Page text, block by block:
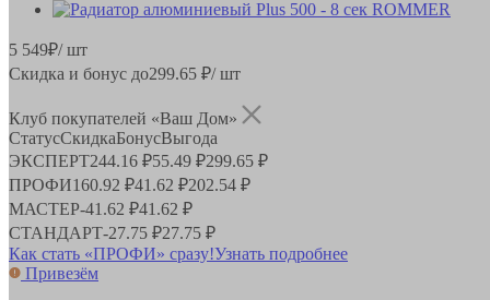
5 549₽/ шт
Скидка и бонус до299.65 ₽/ шт
Клуб покупателей «Ваш Дом»
СтатусСкидкаБонусВыгода
ЭКСПЕРТ244.16 ₽55.49 ₽299.65 ₽
ПРОФИ160.92 ₽41.62 ₽202.54 ₽
МАСТЕР-41.62 ₽41.62 ₽
СТАНДАРТ-27.75 ₽27.75 ₽
Как стать «ПРОФИ» сразу!Узнать подробнее
Привезём